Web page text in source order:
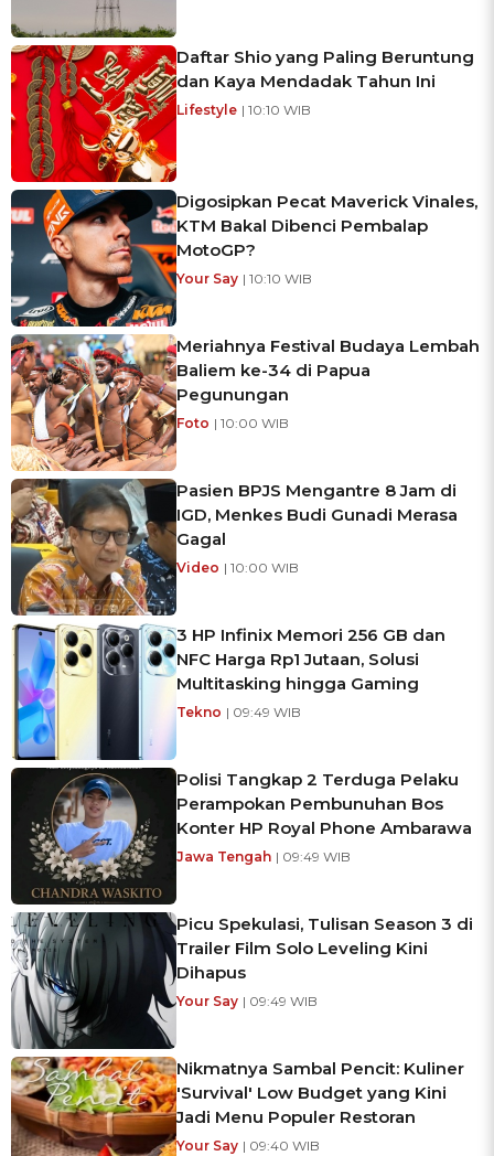
Daftar Shio yang Paling Beruntung
dan Kaya Mendadak Tahun Ini
Lifestyle | 10:10 WIB
Digosipkan Pecat Maverick Vinales,
KTM Bakal Dibenci Pembalap
MotoGP?
Your Say | 10:10 WIB
Meriahnya Festival Budaya Lembah
Baliem ke-34 di Papua
Pegunungan
Foto | 10:00 WIB
Pasien BPJS Mengantre 8 Jam di
IGD, Menkes Budi Gunadi Merasa
Gagal
Video | 10:00 WIB
3 HP Infinix Memori 256 GB dan
NFC Harga Rp1 Jutaan, Solusi
Multitasking hingga Gaming
Tekno | 09:49 WIB
Polisi Tangkap 2 Terduga Pelaku
Perampokan Pembunuhan Bos
Konter HP Royal Phone Ambarawa
Jawa Tengah | 09:49 WIB
Picu Spekulasi, Tulisan Season 3 di
Trailer Film Solo Leveling Kini
Dihapus
Your Say | 09:49 WIB
Nikmatnya Sambal Pencit: Kuliner
'Survival' Low Budget yang Kini
Jadi Menu Populer Restoran
Your Say | 09:40 WIB